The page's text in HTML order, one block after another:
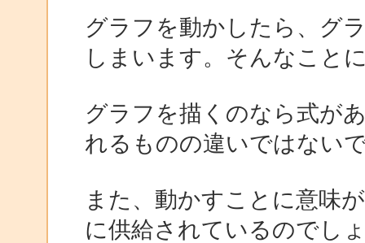
グラフを動かしたら、グ
しまいます。そんなこと
グラフを描くのなら式が
れるものの違いではない
また、動かすことに意味
に供給されているのでし